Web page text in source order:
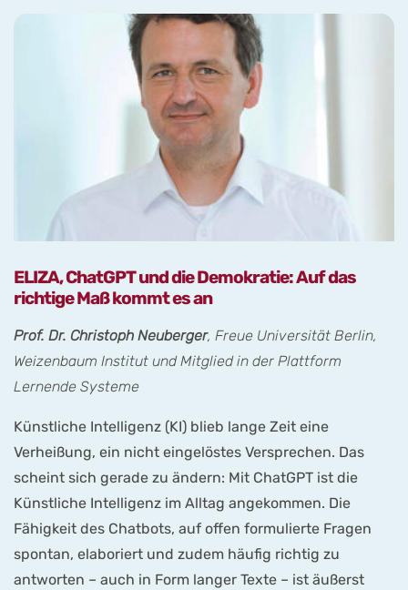
ELIZA, ChatGPT und die Demokratie: Auf das
richtige Maß kommt es an
Prof. Dr. Christoph Neuberger, Freue Universität Berlin,
Weizenbaum Institut und Mitglied in der Plattform
Lernende Systeme
Künstliche Intelligenz (KI) blieb lange Zeit eine
Verheißung, ein nicht eingelöstes Versprechen. Das
scheint sich gerade zu ändern: Mit ChatGPT ist die
Künstliche Intelligenz im Alltag angekommen. Die
Fähigkeit des Chatbots, auf offen formulierte Fragen
spontan, elaboriert und zudem häufig richtig zu
antworten – auch in Form langer Texte – ist äußerst